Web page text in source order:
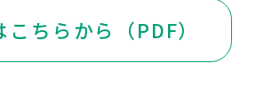
こちらから（PDF）